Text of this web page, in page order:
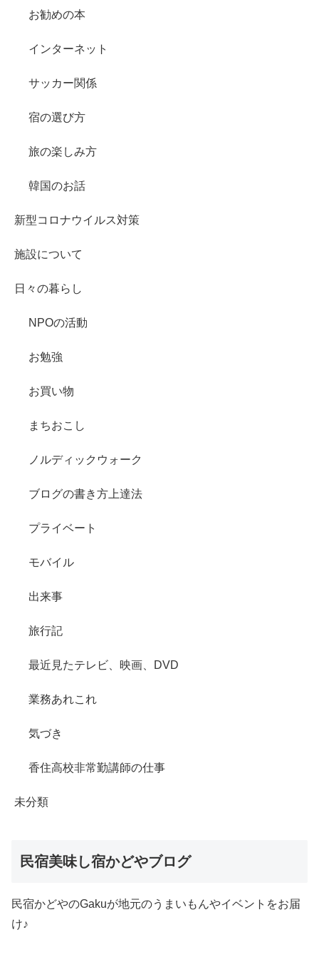
お勧めの本
インターネット
サッカー関係
宿の選び方
旅の楽しみ方
韓国のお話
新型コロナウイルス対策
施設について
日々の暮らし
NPOの活動
お勉強
お買い物
まちおこし
ノルディックウォーク
ブログの書き方上達法
プライベート
モバイル
出来事
旅行記
最近見たテレビ、映画、DVD
業務あれこれ
気づき
香住高校非常勤講師の仕事
未分類
民宿美味し宿かどやブログ
民宿かどやのGakuが地元のうまいもんやイベントをお届
け♪